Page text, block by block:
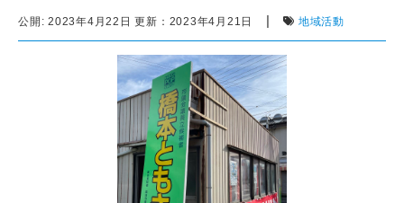
公開: 2023年4月22日 更新： 2023年4月21日 | 地域活動